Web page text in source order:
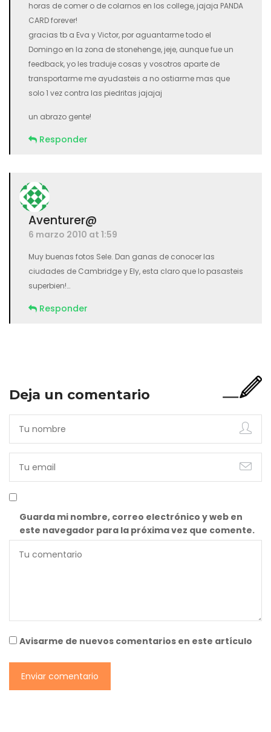
horas de comer o de colarnos en los college, jajaja PANDA
CARD forever!
gracias tb a Eva y Victor, por aguantarme todo el
Domingo en la zona de stonehenge, jeje, aunque fue un
feedback, yo les traduje cosas y vosotros aparte de
transportarme me ayudasteis a no ostiarme mas que
solo 1 vez contra las piedritas jajajaj
un abrazo gente!
Responder
Aventurer@
6 marzo 2010 at 1:59
Muy buenas fotos Sele. Dan ganas de conocer las
ciudades de Cambridge y Ely, esta claro que lo pasasteis
superbien!…
Responder
Deja un comentario
Guarda mi nombre, correo electrónico y web en
este navegador para la próxima vez que comente.
Avisarme de nuevos comentarios en este artículo